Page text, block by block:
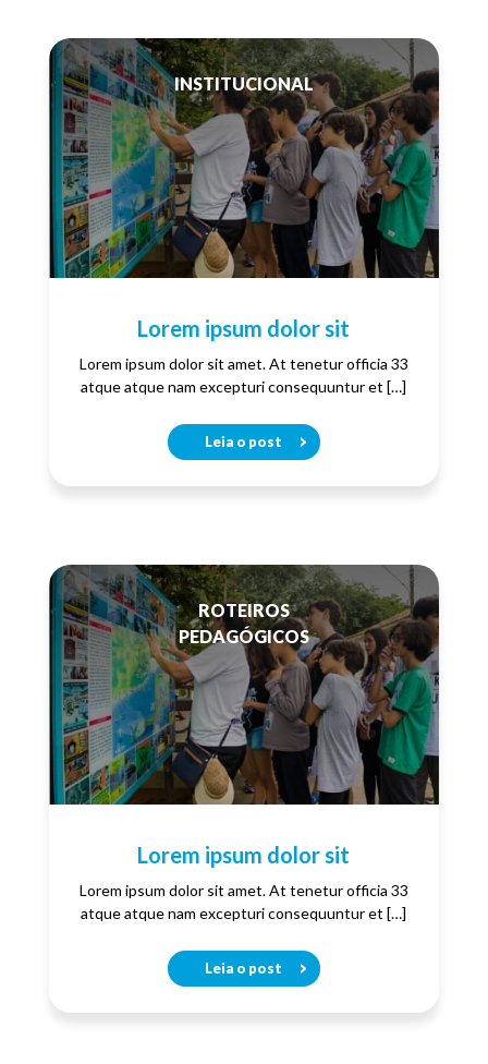
INSTITUCIONAL
Lorem ipsum dolor sit
Lorem ipsum dolor sit amet. At tenetur officia 33
atque atque nam excepturi consequuntur et […]
Leia o post
ROTEIROS
PEDAGÓGICOS
Lorem ipsum dolor sit
Lorem ipsum dolor sit amet. At tenetur officia 33
atque atque nam excepturi consequuntur et […]
Leia o post